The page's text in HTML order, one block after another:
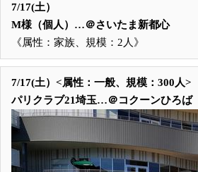
7/17(土）
M様（個人）…＠さいたま新都心
《属性：家族、規模：2人》
7/17(土）<属性：一般、規模：300人>
パリクラブ21埼玉…＠コクーンひろば